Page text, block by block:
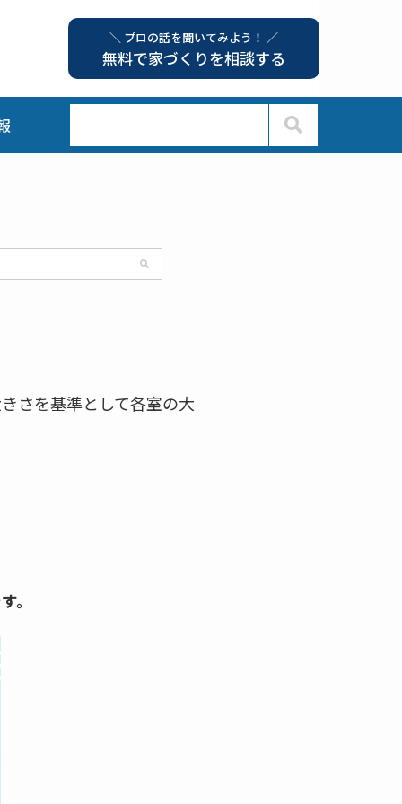
＼ プロの話を聞いてみよう！ ／
無料で家づくりを相談する
さを基準として各室の大
。